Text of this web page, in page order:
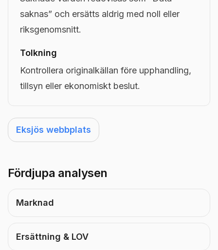
saknas” och ersätts aldrig med noll eller
riksgenomsnitt.
Tolkning
Kontrollera originalkällan före upphandling,
tillsyn eller ekonomiskt beslut.
Eksjös webbplats
Fördjupa analysen
Marknad
Ersättning & LOV